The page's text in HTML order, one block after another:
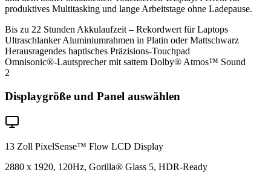
produktives Multitasking und lange Arbeitstage ohne Ladepause.
Bis zu 22 Stunden Akkulaufzeit – Rekordwert für Laptops
Ultraschlanker Aluminiumrahmen in Platin oder Mattschwarz
Herausragendes haptisches Präzisions-Touchpad
Omnisonic®-Lautsprecher mit sattem Dolby® Atmos™ Sound
2
Displaygröße und Panel auswählen
13 Zoll PixelSense™ Flow LCD Display
2880 x 1920, 120Hz, Gorilla® Glass 5, HDR-Ready